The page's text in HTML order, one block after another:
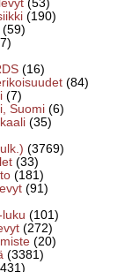
(53)
(190)
(59)
(16)
(84)
(7)
Suomi (6)
(35)
(3769)
(33)
(181)
(91)
luku (101)
(272)
(20)
(3381)